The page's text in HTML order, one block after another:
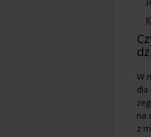
W
dla
na
z